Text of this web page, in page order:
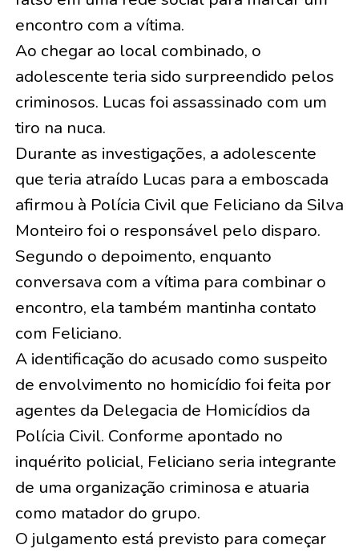
encontro com a vítima.
Ao chegar ao local combinado, o
adolescente teria sido surpreendido pelos
criminosos. Lucas foi assassinado com um
tiro na nuca.
Durante as investigações, a adolescente
que teria atraído Lucas para a emboscada
afirmou à Polícia Civil que Feliciano da Silva
Monteiro foi o responsável pelo disparo.
Segundo o depoimento, enquanto
conversava com a vítima para combinar o
encontro, ela também mantinha contato
com Feliciano.
A identificação do acusado como suspeito
de envolvimento no homicídio foi feita por
agentes da Delegacia de Homicídios da
Polícia Civil. Conforme apontado no
inquérito policial, Feliciano seria integrante
de uma organização criminosa e atuaria
como matador do grupo.
O julgamento está previsto para começar